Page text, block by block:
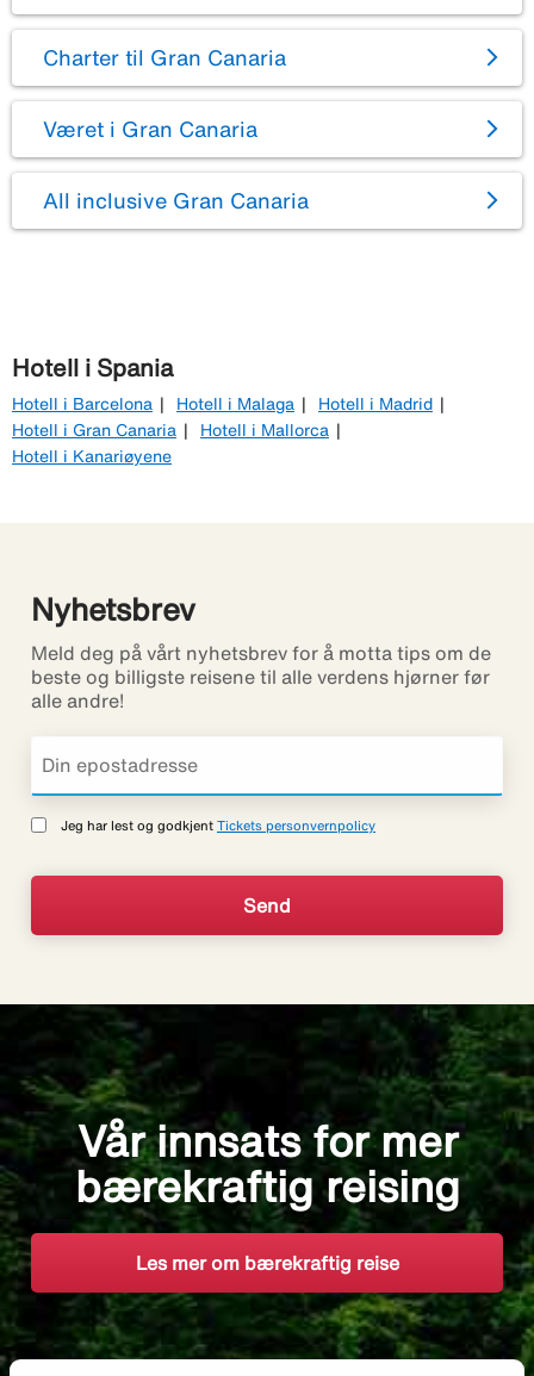
Charter til Gran Canaria
Været i Gran Canaria
All inclusive Gran Canaria
Hotell i Spania
Hotell i Barcelona Hotell i Malaga
Hotell i Madrid
Hotell i Gran Canaria
Hotell i Mallorca
Hotell i Kanariøyene
Nyhetsbrev
Meld deg på vårt nyhetsbrev for å motta tips om de
beste og billigste reisene til alle verdens hjørner før
alle andre!
Jeg har lest og godkjent Tickets personvernpolicy
Vår innsats for mer
bærekraftig reising
Les mer om bærekraftig reise